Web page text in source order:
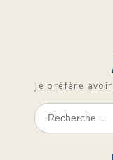
Je préfère
Search
for: